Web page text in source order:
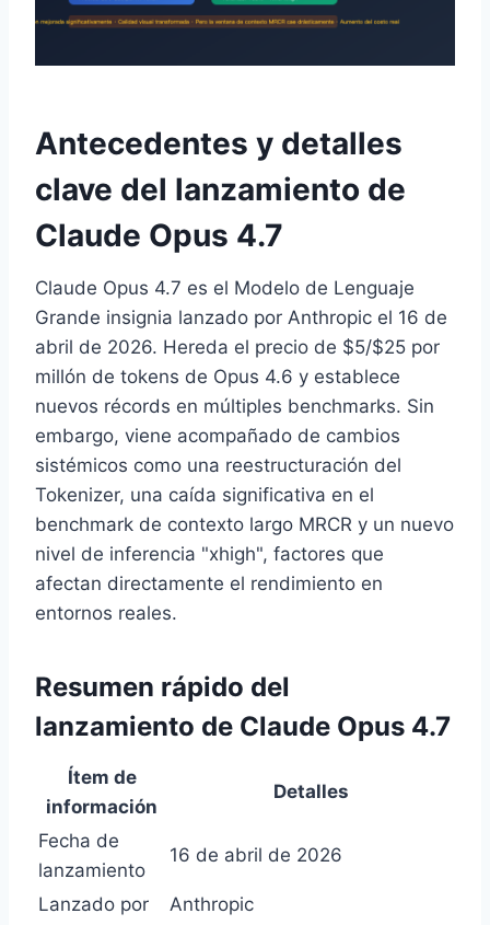
Antecedentes y detalles
clave del lanzamiento de
Claude Opus 4.7
Claude Opus 4.7 es el Modelo de Lenguaje
Grande insignia lanzado por Anthropic el 16 de
abril de 2026. Hereda el precio de $5/$25 por
millón de tokens de Opus 4.6 y establece
nuevos récords en múltiples benchmarks. Sin
embargo, viene acompañado de cambios
sistémicos como una reestructuración del
Tokenizer, una caída significativa en el
benchmark de contexto largo MRCR y un nuevo
nivel de inferencia "xhigh", factores que
afectan directamente el rendimiento en
entornos reales.
Resumen rápido del
lanzamiento de Claude Opus 4.7
Ítem de
información
Detalles
Fecha de
lanzamiento
16 de abril de 2026
Lanzado por
Anthropic